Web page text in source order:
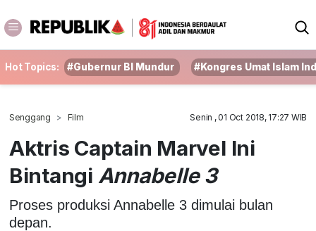
Hot Topics: #Gubernur BI Mundur #Kongres Umat Islam
Senggang Film Senin , 01 Oct 2018, 17:27 WIB
Aktris Captain Marvel Ini
Bintangi Annabelle 3
Proses produksi Annabelle 3 dimulai bulan
depan.